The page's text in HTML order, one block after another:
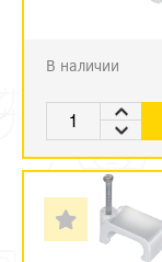
В наличии